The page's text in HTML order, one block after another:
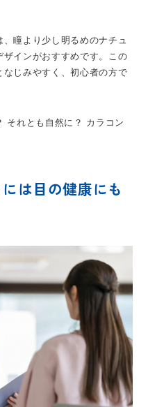
、瞳より少し明るめのナチュ
インがおすすめです。この
じみやすく、初心者の方で
それとも自然に？ カラコン
は目の健康にも